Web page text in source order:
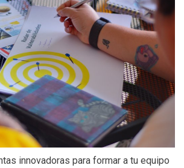
innovadoras para formar a tu equipo